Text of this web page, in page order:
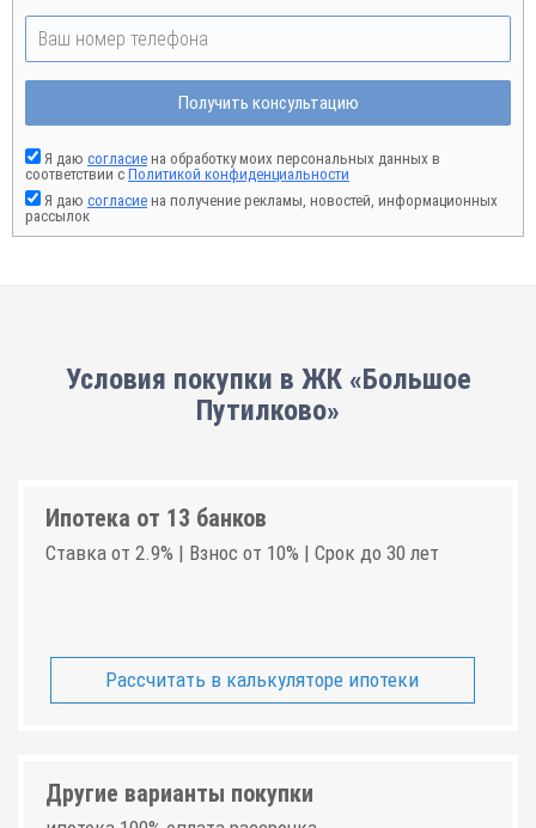
Получить консультацию
Я даю согласие на обработку моих персональных данных в
соответствии с Политикой конфиденциальности
Я даю согласие на получение рекламы, новостей, информационных
рассылок
Условия покупки в ЖК «Большое
Путилково»
Ипотека от 13 банков
Ставка от 2.9% | Взнос от 10% | Срок до 30 лет
Рассчитать в калькуляторе ипотеки
Другие варианты покупки